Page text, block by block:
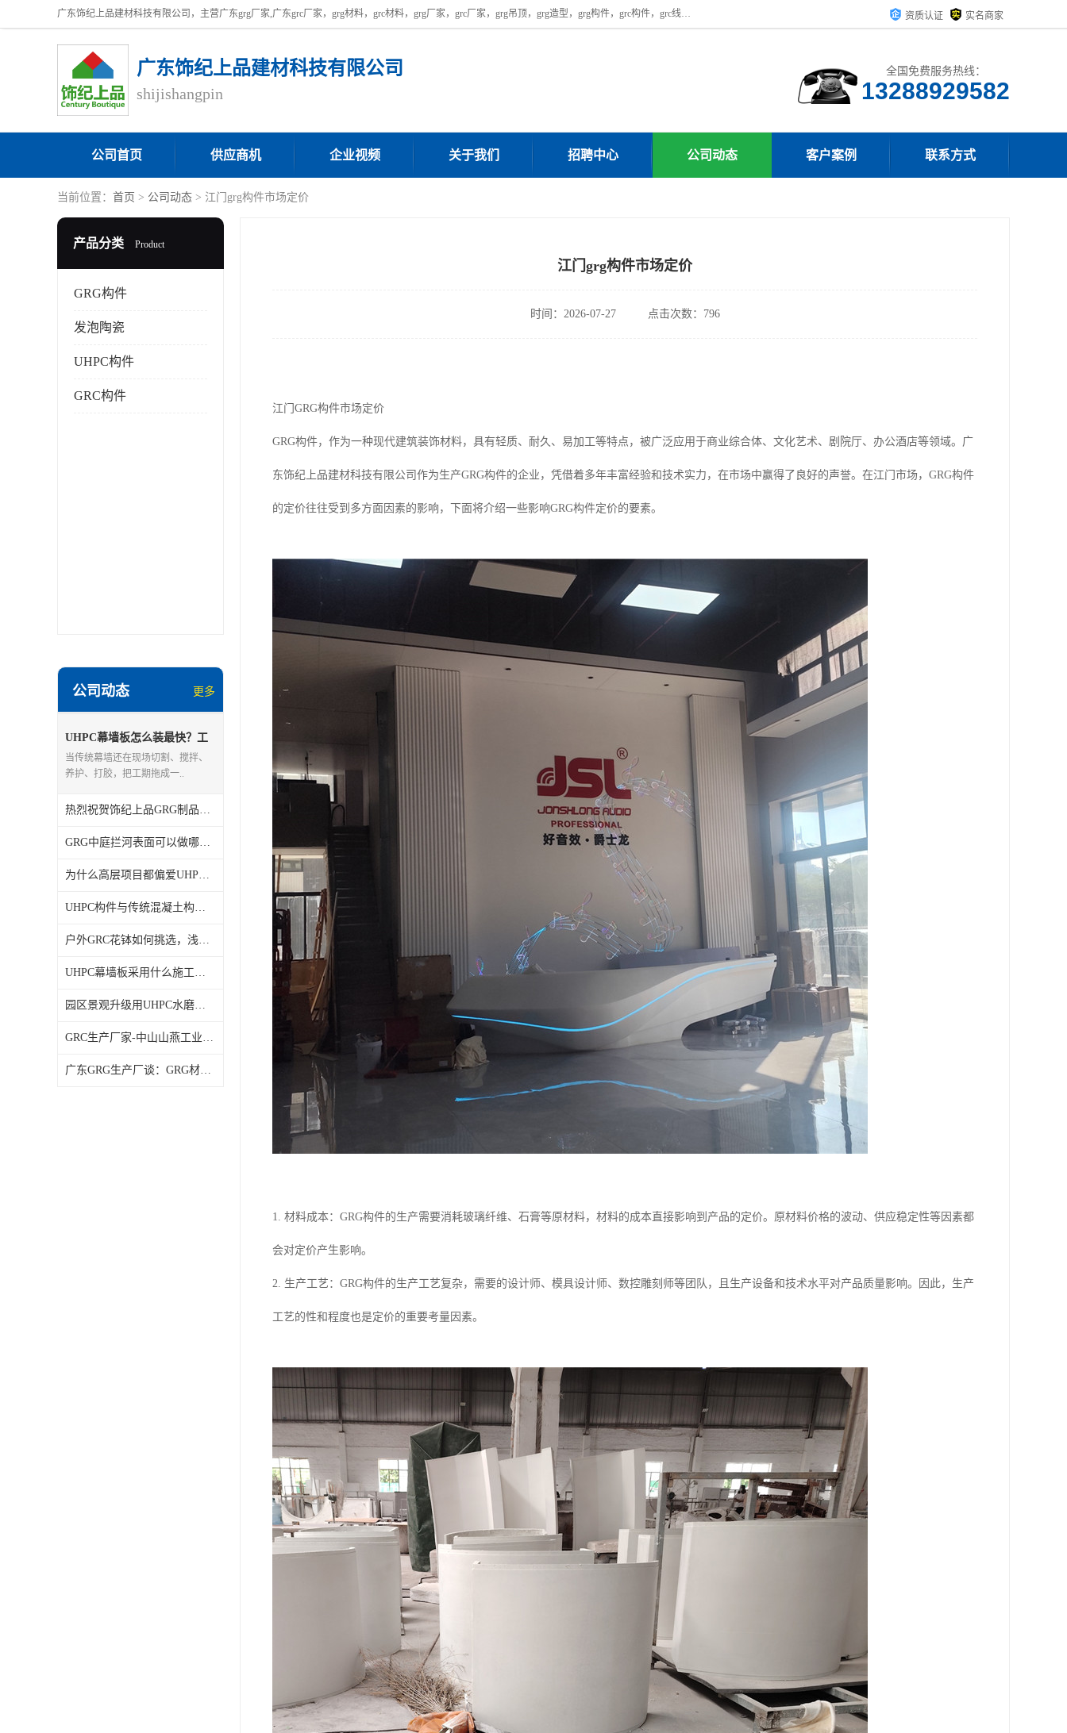
广东饰纪上品建材科技有限公司，主营广东grg厂家,广东grc厂家，grg材料，grc材料，grg厂家，grc厂家，grg吊顶，grg造型，grg构件，grc构件，grc线条，grc构件厂家,，grg材料生产厂家，grg材料定制，uhpc，uhpc厂家，uhpc外墙挂板，uhpc镂空幕墙板，厂房位于广东清远，如果您对我公司的产品服务感兴趣，请联系我们。 资质认证 实名商家
广东饰纪上品建材科技有限公司
shijishangpin
全国免费服务热线：
13288929582
公司首页 供应商机 企业视频 关于我们 招聘中心 公司动态 客户案例 联系方式
当前位置： 首页 > 公司动态 > 江门grg构件市场定价
产品分类 Product
GRG构件
发泡陶瓷
UHPC构件
GRC构件
公司动态 更多
UHPC幕墙板怎么装最快？工
厂预制+现场干挂流程拆解
当传统幕墙还在现场切割、搅拌、
养护、打胶，把工期拖成一..
热烈祝贺饰纪上品GRG制品荣获广东省名优高新技术产品证书
GRG中庭拦河表面可以做哪些工艺，质感好不好？?
为什么高层项目都偏爱UHPC灰色幕墙板？优势一文讲透
UHPC构件与传统混凝土构件性能对比有什么不同？
户外GRC花钵如何挑选，浅析GRC欧式水泥构件材质综合特性
UHPC幕墙板采用什么施工工艺？装配式干挂安装流程详解
园区景观升级用UHPC水磨石门头柱子有哪些改造优势？
GRC生产厂家-中山山燕工业园白色GRC飘带造型工程案例
广东GRG生产厂谈：GRG材料厚度与造价关系如何？
江门grg构件市场定价
时间：2026-07-27 点击次数：796
江门GRG构件市场定价
GRG构件，作为一种现代建筑装饰材料，具有轻质、耐久、易加工等特点，被广泛应用于商业综合体、文化艺术、剧院厅、办公酒店等领域。广
东饰纪上品建材科技有限公司作为生产GRG构件的企业，凭借着多年丰富经验和技术实力，在市场中赢得了良好的声誉。在江门市场，GRG构件
的定价往往受到多方面因素的影响，下面将介绍一些影响GRG构件定价的要素。
1. 材料成本：GRG构件的生产需要消耗玻璃纤维、石膏等原材料，材料的成本直接影响到产品的定价。原材料价格的波动、供应稳定性等因素都
会对定价产生影响。
2. 生产工艺：GRG构件的生产工艺复杂，需要的设计师、模具设计师、数控雕刻师等团队，且生产设备和技术水平对产品质量影响。因此，生产
工艺的性和程度也是定价的重要考量因素。